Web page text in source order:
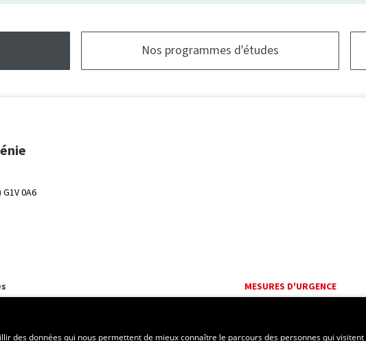
Nos programmes d'études
0A6
MESURES D'URGENCE
des données qui nous permettent de mieux connaître le parcours des personnes qui